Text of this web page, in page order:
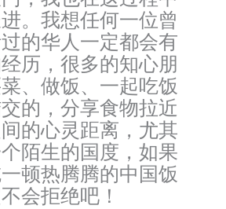
。我想任何一位曾
的华人一定都会有
历，很多的知心朋
、做饭、一起吃饭
的，分享食物拉近
的心灵距离，尤其
陌生的国度，如果
顿热腾腾的中国饭
会拒绝吧！